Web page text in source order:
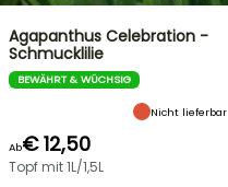
Agapanthus Celebration -
Schmucklilie
BEWÄHRT & WÜCHSIG
Nicht lieferbar
Ab€ 12,50
Topf mit 1L/1,5L